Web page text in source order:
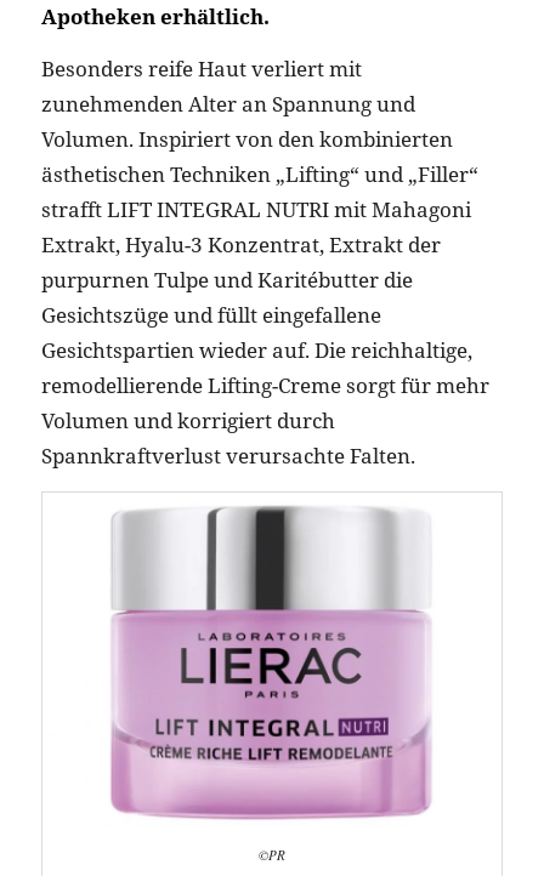
Apotheken erhältlich.
Besonders reife Haut verliert mit
zunehmenden Alter an Spannung und
Volumen. Inspiriert von den kombinierten
ästhetischen Techniken „Lifting“ und „Filler“
strafft LIFT INTEGRAL NUTRI mit Mahagoni
Extrakt, Hyalu-3 Konzentrat, Extrakt der
purpurnen Tulpe und Karitébutter die
Gesichtszüge und füllt eingefallene
Gesichtspartien wieder auf. Die reichhaltige,
remodellierende Lifting-Creme sorgt für mehr
Volumen und korrigiert durch
Spannkraftverlust verursachte Falten.
©PR